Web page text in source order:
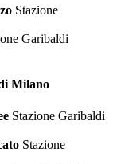
Stazione
Garibaldi
Milano
Stazione Garibaldi
Stazione